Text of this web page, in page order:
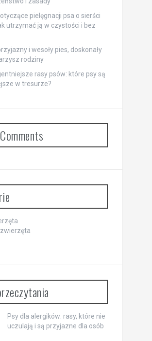
pielęgnacji psa o sierści
utrzymać ją w czystości i bez
i wesoły pies, doskonały
rodziny
rasy psów: które psy są
w tresurze?
Psy dla alergików: rasy, które nie
uczulają i są przyjazne dla osób